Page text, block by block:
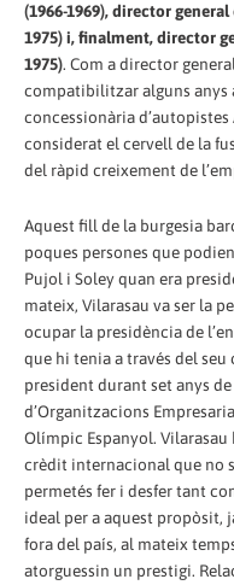
(1966-1969), director
1975) i, finalment, director
1975). Com a director
compatibilitzar alguns anys
concessionària d’autopistes
considerat el cervell de la
del ràpid creixement de
Aquest fill de la burgesia
poques persones que
Pujol i Soley quan era
mateix, Vilarasau va ser la
ocupar la presidència de
que hi tenia a través del seu
president durant set anys
d’Organitzacions
Olímpic Espanyol. Vilarasau
crèdit internacional que no
permetés fer i desfer tant
ideal per a aquest propòsit,
fora del país, al mateix
atorguessin un prestigi.